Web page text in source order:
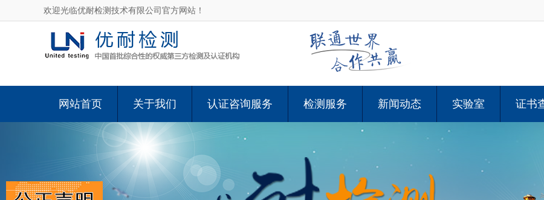
欢迎光临优耐检测技术有限公司官方网站！
网站首页 关于我们 认证咨询服务 检测服务 新闻动态 实验室 证书